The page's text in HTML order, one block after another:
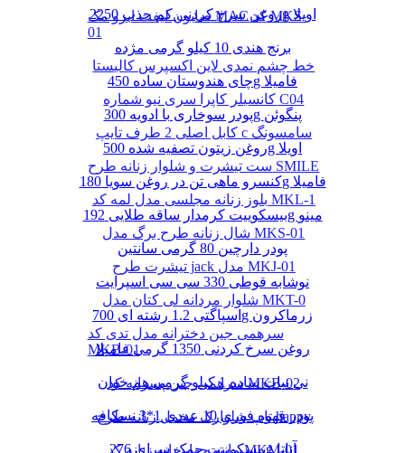
صابون لیفت ابرو مک MAC کد MKS-
01
خط چشم نمدی لاین اکسپرس کالیستا
کانسیلر کاپرا سری نیو شماره C04
کابل اصلی 2 طرف تایپ c سامسونگ
ست تیشرت و شلوار زنانه طرح SMILE
بلوز زنانه مجلسی مدل لمه کد MKL-1
شال زنانه طرح برگ مدل MKS-01
تیشرت طرح jack مدل MKJ-01
شلوار مردانه لی کتان مدل MKT-0
سرهمی جین دخترانه مدل تدی کد
MKB-01
سرهمی جین پسرانه کد MKB-02
تاپ شلوارک مخمل زنانه طرح happy
مانتو چهارخانه زنانه کد MKM-01
روغن سرخ کردنی کم جذب 2250g اویلا
برنج هندی 10 کیلو گرمی مژده
چای هندوستان ساده 450g فامیلا
پودر سوخاری با ادویه 300g پنگوئن
روغن زیتون تصفیه شده 500g اویلا
کنسرو ماهی تن در روغن سویا 180g فامیلا
بیسکوییت کرمدار ساقه طلایی 192g مینو
پودر دارچین 80 گرمی سانتین
نوشابه قوطی 330 سی سی اسپرایت
اسپاگتی 1.2 رشته ای 700g زرماکرون
روغن سرخ کردنی 1350 گرمی فامیلا
نی نبات ساده 1 کیلو گرمی هم خوان
پودر قهوه فوری 10 عددی 1*3 نسکافه
بیسکوییت چمک سرای 276g آناتا